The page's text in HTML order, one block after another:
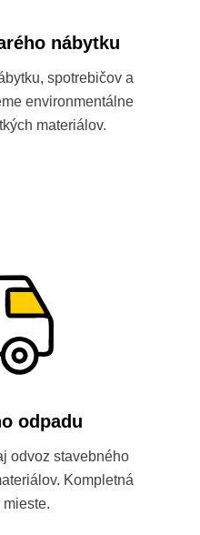
nábytku
spotrebičov a
environmentálne
materiálov.
odpadu
odvoz stavebného
Kompletná